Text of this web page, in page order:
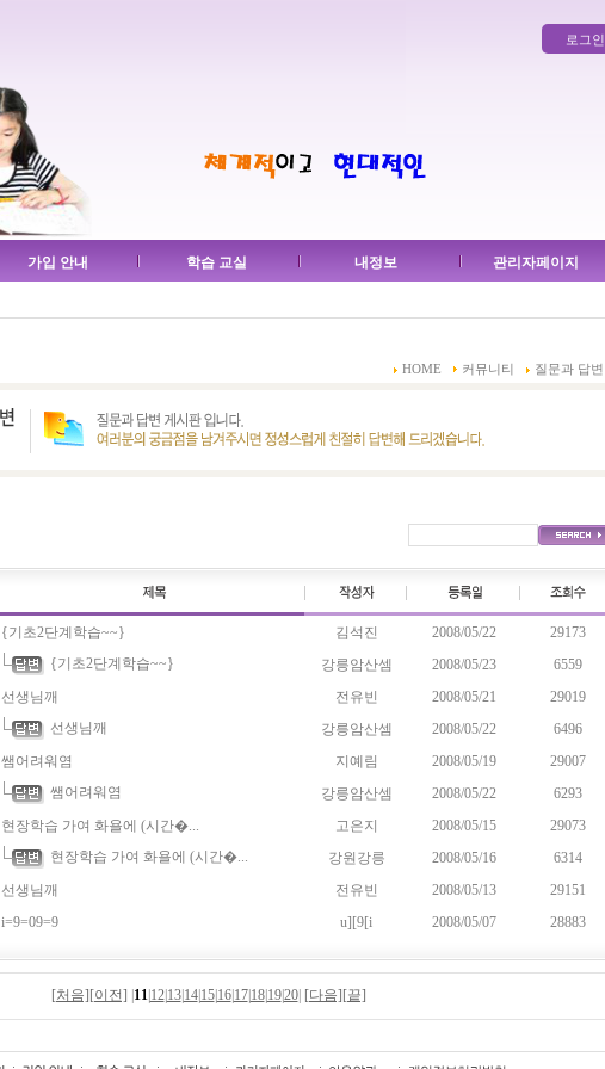
로그인
가입 안내 학습 교실 내정보 관리자페이지
HOME 커뮤니티 질문과 답변
{기초2단계학습~~} 김석진 2008/05/22
29173
{기초2단계학습~~}
강릉암산셈 2008/05/23
6559
선생님깨 전유빈 2008/05/21
29019
선생님깨
강릉암산셈 2008/05/22
6496
쌤어려워염 지예림 2008/05/19
29007
쌤어려워염
강릉암산셈 2008/05/22
6293
현장학습 가여 화욜에 (시간�... 고은지 2008/05/15
29073
현장학습 가여 화욜에 (시간�...
강원강릉 2008/05/16
6314
선생님깨 전유빈 2008/05/13
29151
i=9=09=9 u][9[i 2008/05/07 28883
[처음] [이전] 11| 12| 13| 14| 15| 16| 17| 18| 19|20| [다음] [끝]